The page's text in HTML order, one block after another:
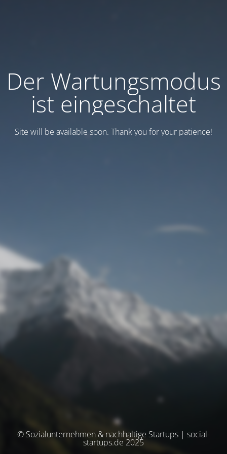
Der Wartungsmodus
ist eingeschaltet
Site will be available soon. Thank you for your patience!
© Sozialunternehmen & nachhaltige Startups | social-
startups.de 2025